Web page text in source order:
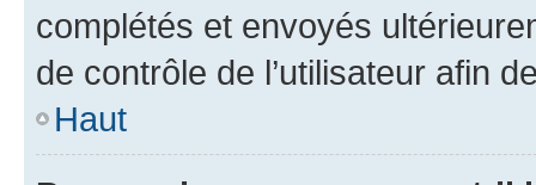
complétés et envoyés
de contrôle de l’utilisateur afin
Haut